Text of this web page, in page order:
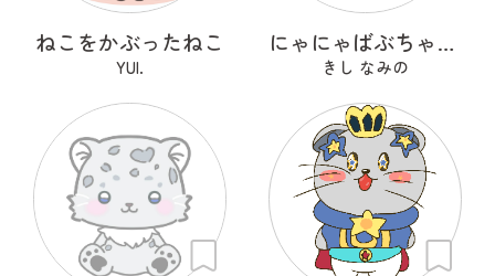
ねこをかぶったねこ
YUI.
にゃにゃばぶちゃんず
きし なみの